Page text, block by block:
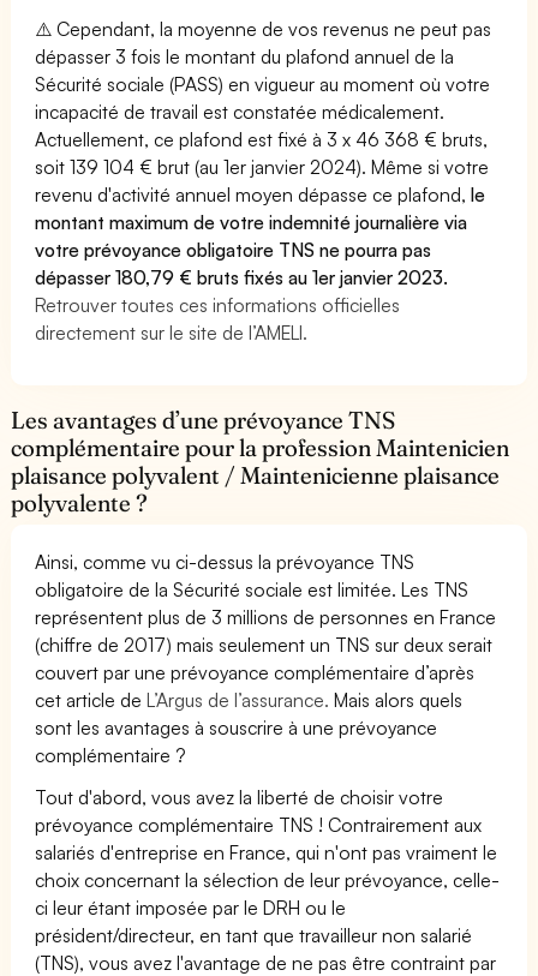
⚠️ Cependant, la moyenne de vos revenus ne peut pas
dépasser 3 fois le montant du plafond annuel de la
Sécurité sociale (PASS) en vigueur au moment où votre
incapacité de travail est constatée médicalement.
Actuellement, ce plafond est fixé à 3 x 46 368 € bruts,
soit 139 104 € brut (au 1er janvier 2024). Même si votre
revenu d'activité annuel moyen dépasse ce plafond,le
montant maximum de votre indemnité journalière via
votre prévoyance obligatoire TNS ne pourra pas
dépasser 180,79 € bruts fixés au 1er janvier 2023.
Retrouver toutes ces informations officielles
directement sur le site de l’AMELI.
Les avantages d’une prévoyance TNS
complémentaire pour la profession Maintenicien
plaisance polyvalent / Maintenicienne plaisance
polyvalente ?
Ainsi, comme vu ci-dessus la prévoyance TNS
obligatoire de la Sécurité sociale est limitée. Les TNS
représentent plus de 3 millions de personnes en France
(chiffre de 2017) mais seulement un TNS sur deux serait
couvert par une prévoyance complémentaire d’après
cet article deL’Argus de l’assurance. Mais alors quels
sont les avantages à souscrire à une prévoyance
complémentaire ?
Tout d'abord, vous avez la liberté de choisir votre
prévoyance complémentaire TNS ! Contrairement aux
salariés d'entreprise en France, qui n'ont pas vraiment le
choix concernant la sélection de leur prévoyance, celle-
ci leur étant imposée par le DRH ou le
président/directeur, en tant que travailleur non salarié
(TNS), vous avez l'avantage de ne pas être contraint par